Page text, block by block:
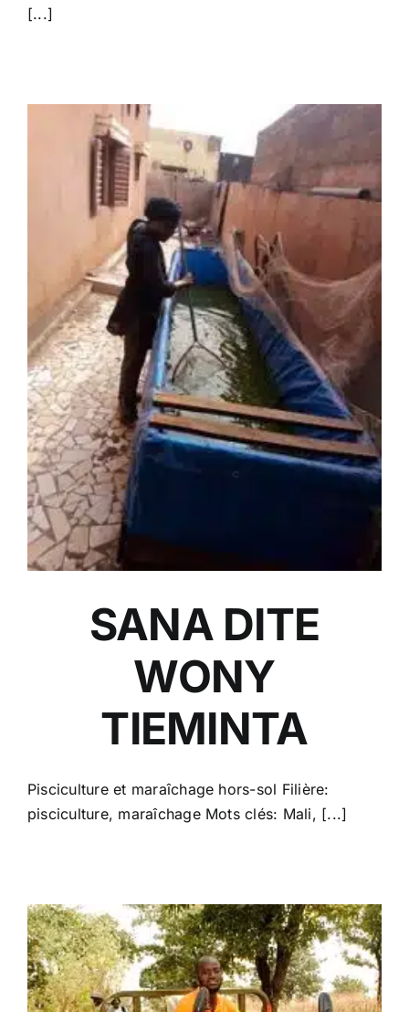
[...]
SANA DITE
WONY
TIEMINTA
Pisciculture et maraîchage hors-sol Filière:
pisciculture, maraîchage Mots clés: Mali, [...]